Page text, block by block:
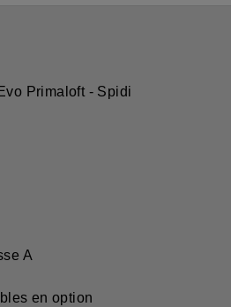
Primaloft - Spidi
A
en option